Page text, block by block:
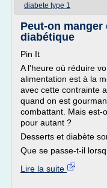
diabete type 1
Peut-on
diabétique
Pin It
A l'heure où réduire
alimentation est à la
avec cette contrainte
quand on est
combattant. Mais est-
pour autant ?
Desserts et diabète
Que se passe-t-il
Lire la suite